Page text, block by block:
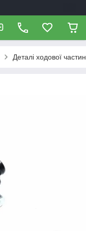
Деталі ходової